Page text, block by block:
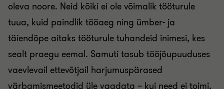
oleva noore. Neid kõiki ei ole võimalik tööturule
tuua, kuid paindlik tööaeg ning ümber- ja
täiendõpe aitaks tööturule tuhandeid inimesi, kes
sealt praegu eemal. Samuti tasub tööjõupuuduses
vaevlevail ettevõtjail harjumuspärased
värbamismeetodid üle vaadata – kui need ei toimi,